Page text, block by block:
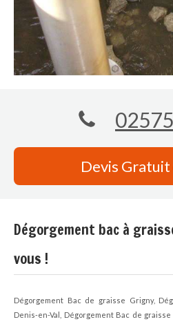
Devis Gratuit
Dégorgement bac à
vous !
Dégorgement Bac de graisse Grigny,
Denis-en-Val, Dégorgement Bac de